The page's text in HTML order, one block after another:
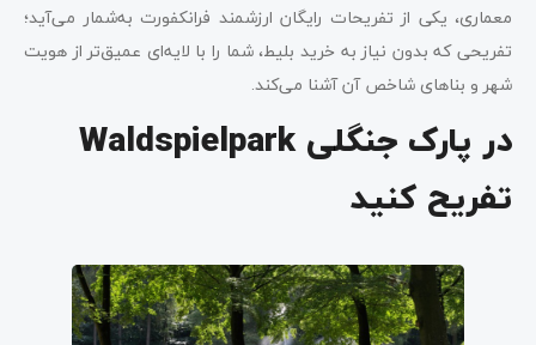
معماری، یکی از تفریحات رایگان ارزشمند فرانکفورت به‌شمار می‌آید؛
تفریحی که بدون نیاز به خرید بلیط، شما را با لایه‌ای عمیق‌تر از هویت
شهر و بناهای شاخص آن آشنا می‌کند.
در پارک جنگلی Waldspielpark
تفریح کنید